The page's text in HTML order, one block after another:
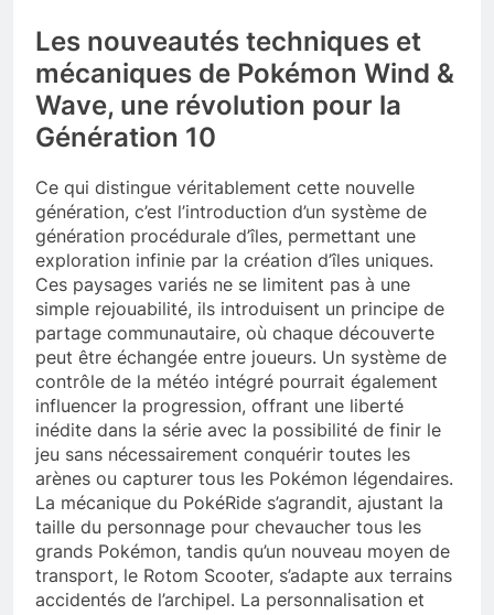
Les nouveautés techniques et
mécaniques de Pokémon Wind &
Wave, une révolution pour la
Génération 10
Ce qui distingue véritablement cette nouvelle
génération, c’est l’introduction d’un système de
génération procédurale d’îles, permettant une
exploration infinie par la création d’îles uniques.
Ces paysages variés ne se limitent pas à une
simple rejouabilité, ils introduisent un principe de
partage communautaire, où chaque découverte
peut être échangée entre joueurs. Un système de
contrôle de la météo intégré pourrait également
influencer la progression, offrant une liberté
inédite dans la série avec la possibilité de finir le
jeu sans nécessairement conquérir toutes les
arènes ou capturer tous les Pokémon légendaires.
La mécanique du PokéRide s’agrandit, ajustant la
taille du personnage pour chevaucher tous les
grands Pokémon, tandis qu’un nouveau moyen de
transport, le Rotom Scooter, s’adapte aux terrains
accidentés de l’archipel. La personnalisation et